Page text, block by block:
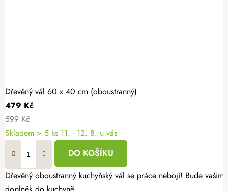
Dřevěný vál 60 x 40 cm (oboustranný)
479 Kč
599 Kč
Skladem > 5 ks 11. - 12. 8. u vás
DO KOŠÍKU
Dřevěný oboustranný kuchyňský vál se práce nebojí! Bude